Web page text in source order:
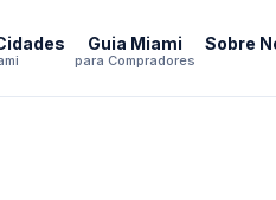
Guia Miami
para Compradores
Sobre